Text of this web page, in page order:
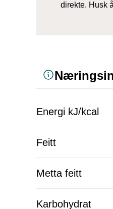
direkte. Husk
Energi kJ/kcal
Feitt
Metta feitt
Karbohydrat